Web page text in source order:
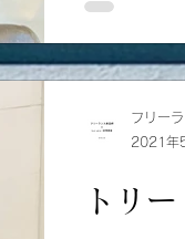
トリ
フリー
2021年